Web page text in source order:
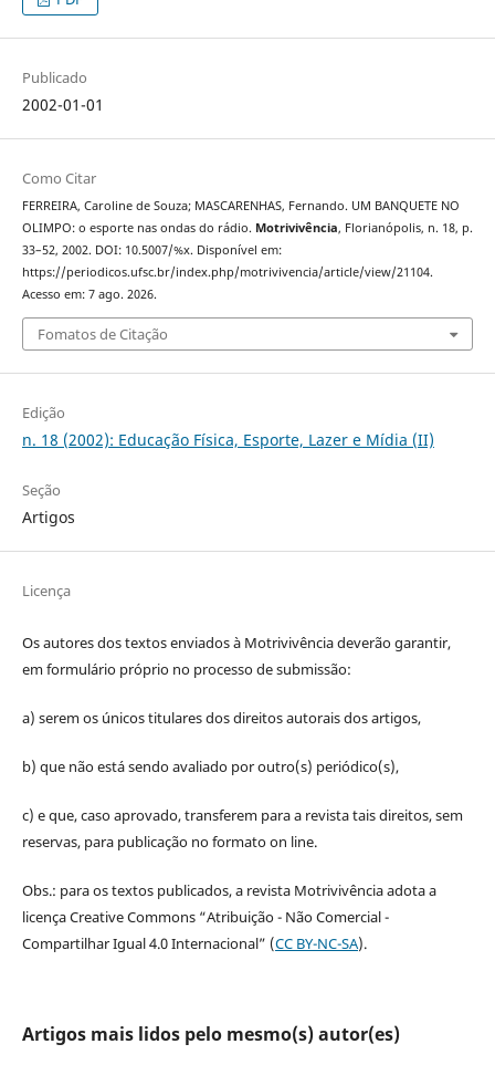
Publicado
2002-01-01
Como Citar
FERREIRA, Caroline de Souza; MASCARENHAS, Fernando. UM BANQUETE NO
OLIMPO: o esporte nas ondas do rádio. Motrivivência, Florianópolis, n. 18, p.
33–52, 2002. DOI: 10.5007/%x. Disponível em:
https://periodicos.ufsc.br/index.php/motrivivencia/article/view/21104.
Acesso em: 7 ago. 2026.
Fomatos de Citação
Edição
n. 18 (2002): Educação Física, Esporte, Lazer e Mídia (II)
Seção
Artigos
Licença
Os autores dos textos enviados à Motrivivência deverão garantir,
em formulário próprio no processo de submissão:
a) serem os únicos titulares dos direitos autorais dos artigos,
b) que não está sendo avaliado por outro(s) periódico(s),
c) e que, caso aprovado, transferem para a revista tais direitos, sem
reservas, para publicação no formato on line.
Obs.: para os textos publicados, a revista Motrivivência adota a
licença Creative Commons “Atribuição - Não Comercial -
Compartilhar Igual 4.0 Internacional” (CC BY-NC-SA).
Artigos mais lidos pelo mesmo(s) autor(es)